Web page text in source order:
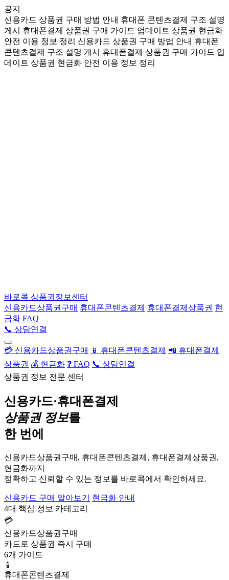
공지
신용카드 상품권 구매 방법 안내 휴대폰 콘텐츠결제 구조 설명
게시
휴대폰결제 상품권 구매 가이드 업데이트 상품권 현금화
안전 이용 정보 정리 신용카드 상품권 구매 방법 안내 휴대폰
콘텐츠결제 구조 설명 게시
휴대폰결제 상품권 구매 가이드 업
데이트 상품권 현금화 안전 이용 정보 정리
바로콕 상품권정보센터
신용카드상품권구매 휴대폰콘텐츠결제 휴대폰결제상품권 현
금화 FAQ
📞 상담연결
💳 신용카드상품권구매 📱 휴대폰콘텐츠결제 📲 휴대폰결제
상품권 💰 현금화 ❓ FAQ 📞 상담연결
상품권 정보 전문 센터
신용카드·휴대폰결제
상품권 정보를
한 번에
신용카드상품권구매, 휴대폰콘텐츠결제, 휴대폰결제상품권,
현금화까지
정확하고 신뢰할 수 있는 정보를 바로콕에서 확인하세요.
신용카드 구매 알아보기
현금화 안내
4대 핵심 정보 카테고리
💳
신용카드상품권구매
카드로 상품권 즉시 구매
6개 가이드
📱
휴대폰콘텐츠결제